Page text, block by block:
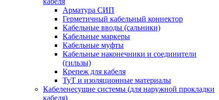
Арматура СИП
Герметичный кабельный коннектор
Кабельные вводы (сальники)
Кабельные маркеры
Кабельные муфты
Кабельные наконечники и соединители
(гильзы)
Крепеж для кабеля
ТуТ и изоляционные материалы
Кабеленесущие системы (для наружной прокладки
кабеля)